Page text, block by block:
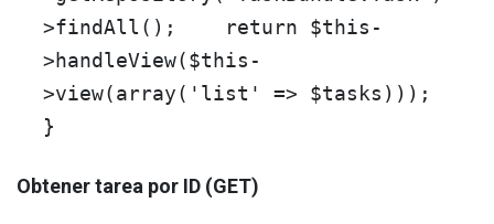
>findAll (); return $this -
>handleView($this -
>view(array( 'list' => $tasks )));
}
Obtener tarea por ID (GET)